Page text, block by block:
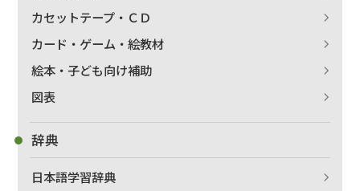
カセットテープ・ＣＤ
カード・ゲーム・絵教材
絵本・子ども向け補助
図表
辞典
日本語学習辞典